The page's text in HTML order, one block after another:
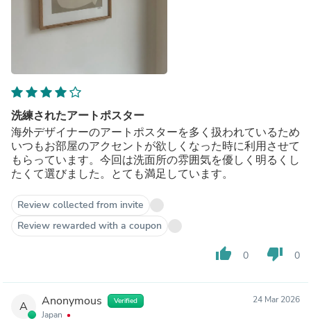
洗練されたアートポスター
海外デザイナーのアートポスターを多く扱われているため
いつもお部屋のアクセントが欲しくなった時に利用させて
もらっています。今回は洗面所の雰囲気を優しく明るくし
たくて選びました。とても満足しています。
Review collected from invite
Review rewarded with a coupon
thumb_up 0 thumb_down 0
A Anonymous Verified
Japan
24 Mar 2026